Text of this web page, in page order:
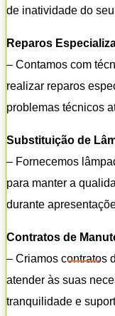
de inatividade do
Reparos
– Contamos com
realizar reparos
problemas técnicos
Substituição de
– Fornecemos
para manter a
durante
Contratos de
– Criamos contratos
atender às suas
tranquilidade e